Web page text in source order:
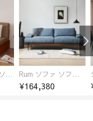
ソファーベッド ソファベッド 2人 3人掛け 「幅100～180cm」ソファー ソファーベッド 1人掛け 2人掛け 3人掛け 収納付き 北欧 コンパクト-fsx-1005 Rum ソファ ソファー おしゃれ 1人掛け～4人掛け ウォールナットorオーク材フレーム 西海岸風 肘掛
¥164,380